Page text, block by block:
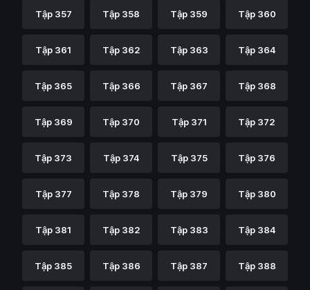
Tập 357 Tập 358 Tập 359 Tập 360
Tập 361 Tập 362 Tập 363 Tập 364
Tập 365 Tập 366 Tập 367 Tập 368
Tập 369 Tập 370 Tập 371 Tập 372
Tập 373 Tập 374 Tập 375 Tập 376
Tập 377 Tập 378 Tập 379 Tập 380
Tập 381 Tập 382 Tập 383 Tập 384
Tập 385 Tập 386 Tập 387 Tập 388